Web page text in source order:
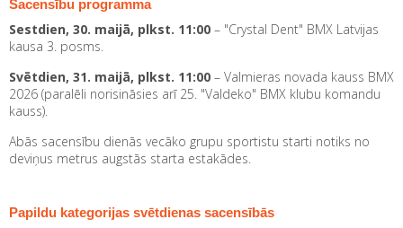
Sacensību programma
Sestdien, 30. maijā, plkst. 11:00 – "Crystal Dent" BMX Latvijas
kausa 3. posms.
Svētdien, 31. maijā, plkst. 11:00 – Valmieras novada kauss BMX
2026 (paralēli norisināsies arī 25. "Valdeko" BMX klubu komandu
kauss).
Abās sacensību dienās vecāko grupu sportistu starti notiks no
deviņus metrus augstās starta estakādes.
Papildu kategorijas svētdienas sacensībās